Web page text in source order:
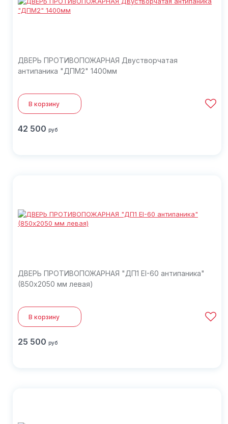
ДВЕРЬ ПРОТИВОПОЖАРНАЯ Двустворчатая
антипаника "ДПМ2" 1400мм
В корзину
42 500 руб
ДВЕРЬ ПРОТИВОПОЖАРНАЯ "ДП1 EI-60 антипаника"
(850х2050 мм левая)
В корзину
25 500 руб